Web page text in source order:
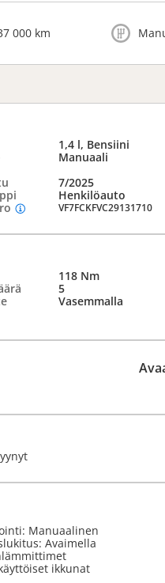
000 km
1,4 l, Bensiini
Manuaali
7/2025
Henkilöauto
VF7FCKFVC29131710
118 Nm
5
Vasemmalla
Manuaalinen
Avaimella
ikkunat